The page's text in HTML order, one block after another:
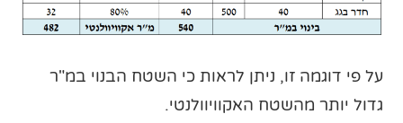
על פי דוגמה זו, ניתן לראות כי השטח הבנוי במ"ר
גדול יותר מהשטח האקוויוולנטי.